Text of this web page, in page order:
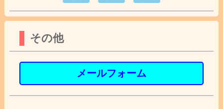
その他
メールフォーム